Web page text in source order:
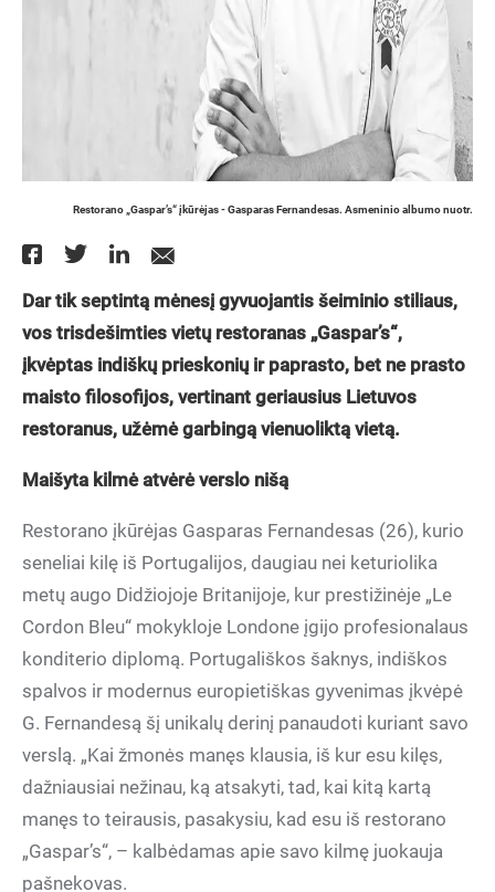
Restorano „Gaspar’s“ įkūrėjas - Gasparas Fernandesas. Asmeninio albumo nuotr.
Dar tik septintą mėnesį gyvuojantis šeiminio stiliaus,
vos trisdešimties vietų restoranas „Gaspar’s“,
įkvėptas indiškų prieskonių ir paprasto, bet ne prasto
maisto filosofijos, vertinant geriausius Lietuvos
restoranus, užėmė garbingą vienuoliktą vietą.
Maišyta kilmė atvėrė verslo nišą
Restorano įkūrėjas Gasparas Fernandesas (26), kurio
seneliai kilę iš Portugalijos, daugiau nei keturiolika
metų augo Didžiojoje Britanijoje, kur prestižinėje „Le
Cordon Bleu“ mokykloje Londone įgijo profesionalaus
konditerio diplomą. Portugališkos šaknys, indiškos
spalvos ir modernus europietiškas gyvenimas įkvėpė
G. Fernandesą šį unikalų derinį panaudoti kuriant savo
verslą. „Kai žmonės manęs klausia, iš kur esu kilęs,
dažniausiai nežinau, ką atsakyti, tad, kai kitą kartą
manęs to teirausis, pasakysiu, kad esu iš restorano
„Gaspar’s“, – kalbėdamas apie savo kilmę juokauja
pašnekovas.